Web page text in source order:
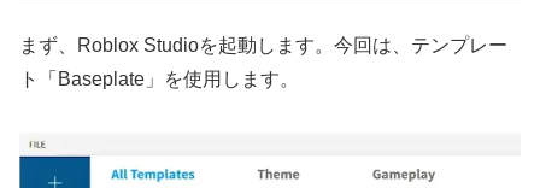
まず、Roblox Studioを起動します。今回は、テンプレー
ト「Baseplate」を使用します。